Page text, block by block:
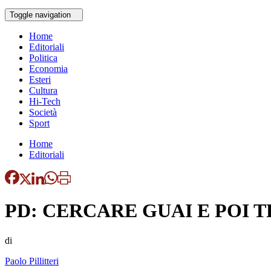
Toggle navigation
Home
Editoriali
Politica
Economia
Esteri
Cultura
Hi-Tech
Società
Sport
Home
Editoriali
PD: CERCARE GUAI E POI
di
Paolo Pillitteri